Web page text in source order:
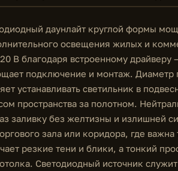
даунлайт круглой формы
освещения жилых и
В благодаря встроенному драйверу
подключение и монтаж.
устанавливать светильник в
пространства за полотном.
заливку без желтизны и излишней
зала или коридора, где
резкие тени и блики, а тонкий
Светодиодный источник